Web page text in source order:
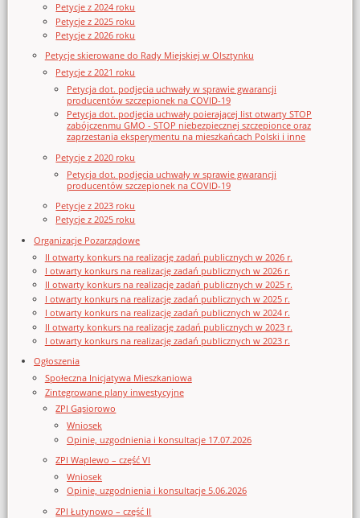
Petycje z 2024 roku
Petycje z 2025 roku
Petycje z 2026 roku
Petycje skierowane do Rady Miejskiej w Olsztynku
Petycje z 2021 roku
Petycja dot. podjęcia uchwały w sprawie gwarancji
producentów szczepionek na COVID-19
Petycja dot. podjęcia uchwały poierającej list otwarty STOP
zabójczenmu GMO - STOP niebezpiecznej szczepionce oraz
zaprzestania eksperymentu na mieszkańcach Polski i inne
Petycje z 2020 roku
Petycja dot. podjęcia uchwały w sprawie gwarancji
producentów szczepionek na COVID-19
Petycje z 2023 roku
Petycje z 2025 roku
Organizacje Pozarządowe
II otwarty konkurs na realizację zadań publicznych w 2026 r.
I otwarty konkurs na realizację zadań publicznych w 2026 r.
II otwarty konkurs na realizację zadań publicznych w 2025 r.
I otwarty konkurs na realizację zadań publicznych w 2025 r.
I otwarty konkurs na realizację zadań publicznych w 2024 r.
II otwarty konkurs na realizację zadań publicznych w 2023 r.
I otwarty konkurs na realizację zadań publicznych w 2023 r.
Ogłoszenia
Społeczna Inicjatywa Mieszkaniowa
Zintegrowane plany inwestycyjne
ZPI Gąsiorowo
Wniosek
Opinie, uzgodnienia i konsultacje 17.07.2026
ZPI Waplewo – część VI
Wniosek
Opinie, uzgodnienia i konsultacje 5.06.2026
ZPI Łutynowo – część II